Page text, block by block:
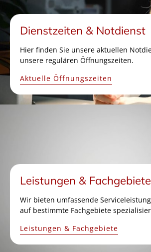
Dienstzeiten & Notdienst
Hier finden Sie unsere aktuellen
unsere regulären Öffnungszeiten.
Aktuelle Öffnungszeiten
Leistungen & Fachgebiete
Wir bieten umfassende
auf bestimmte Fachgebiete
Leistungen & Fachgebiete